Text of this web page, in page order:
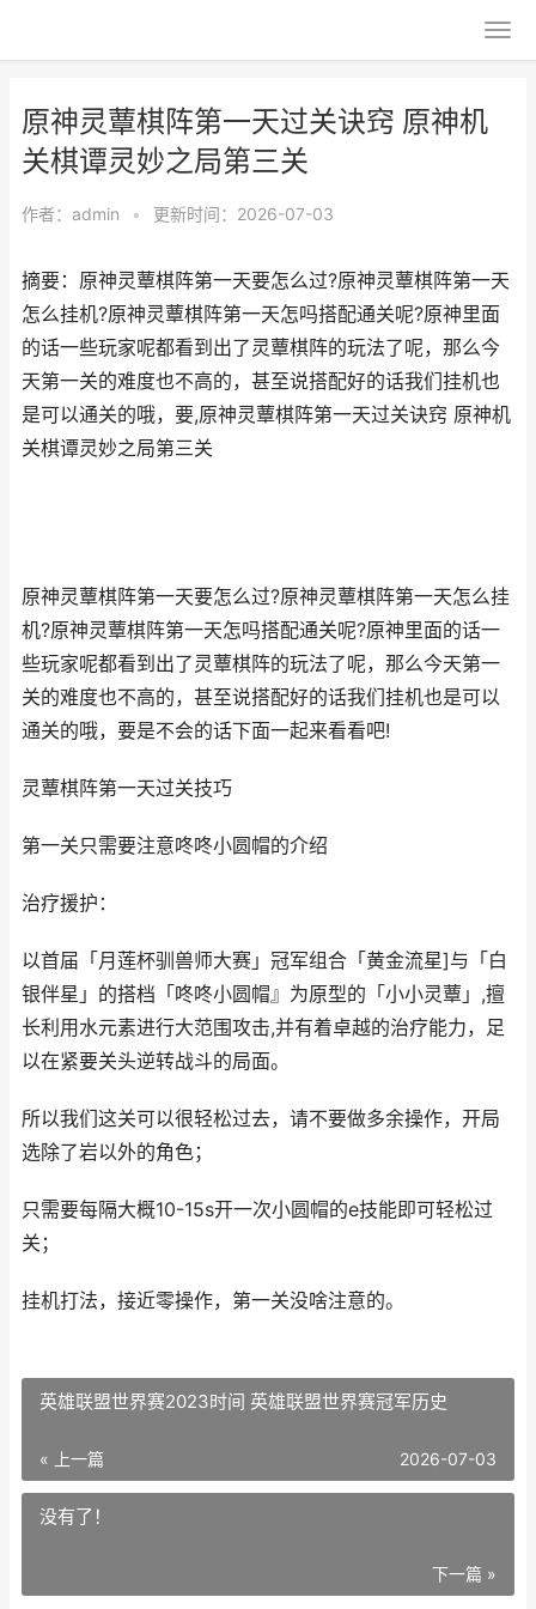
原神灵蕈棋阵第一天过关诀窍 原神机
关棋谭灵妙之局第三关
作者： admin • 更新时间：2026-07-03
摘要：原神灵蕈棋阵第一天要怎么过?原神灵蕈棋阵第一天
怎么挂机?原神灵蕈棋阵第一天怎吗搭配通关呢?原神里面
的话一些玩家呢都看到出了灵蕈棋阵的玩法了呢，那么今
天第一关的难度也不高的，甚至说搭配好的话我们挂机也
是可以通关的哦，要,原神灵蕈棋阵第一天过关诀窍 原神机
关棋谭灵妙之局第三关
原神灵蕈棋阵第一天要怎么过?原神灵蕈棋阵第一天怎么挂
机?原神灵蕈棋阵第一天怎吗搭配通关呢?原神里面的话一
些玩家呢都看到出了灵蕈棋阵的玩法了呢，那么今天第一
关的难度也不高的，甚至说搭配好的话我们挂机也是可以
通关的哦，要是不会的话下面一起来看看吧!
灵蕈棋阵第一天过关技巧
第一关只需要注意咚咚小圆帽的介绍
治疗援护：
以首届「月莲杯驯兽师大赛」冠军组合「黄金流星]与「白
银伴星」的搭档「咚咚小圆帽』为原型的「小小灵蕈」,擅
长利用水元素进行大范围攻击,并有着卓越的治疗能力，足
以在紧要关头逆转战斗的局面。
所以我们这关可以很轻松过去，请不要做多余操作，开局
选除了岩以外的角色；
只需要每隔大概10-15s开一次小圆帽的e技能即可轻松过
关；
挂机打法，接近零操作，第一关没啥注意的。
英雄联盟世界赛2023时间 英雄联盟世界赛冠军历史
« 上一篇 2026-07-03
没有了！
下一篇 »